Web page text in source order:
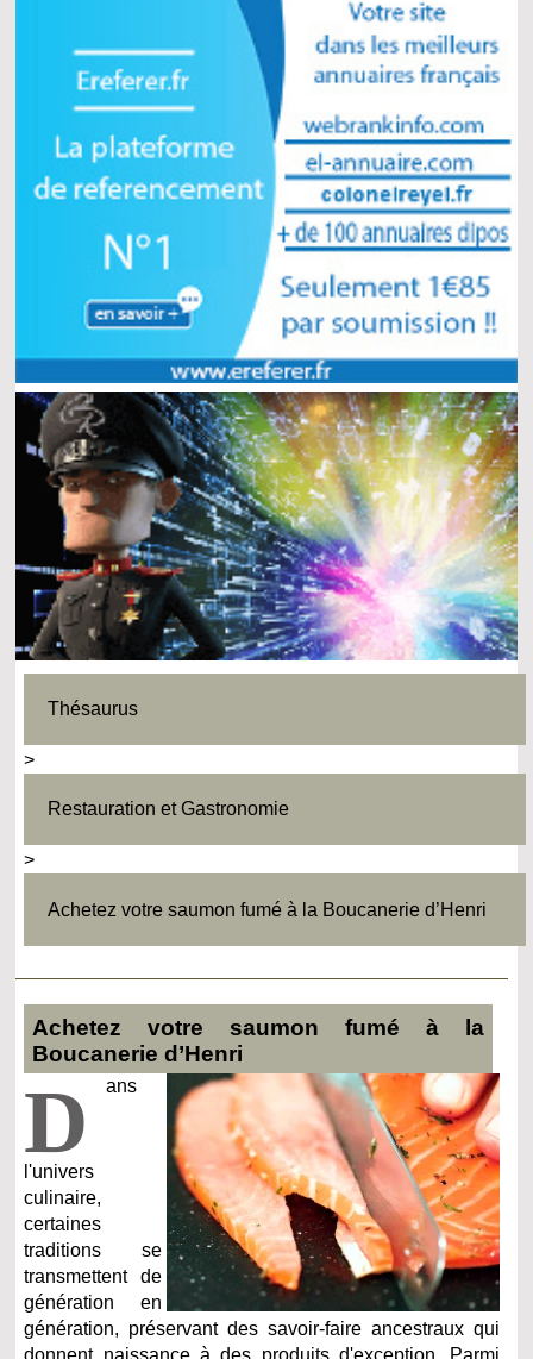
Thésaurus
>
Restauration et Gastronomie
>
Achetez votre saumon fumé à la Boucanerie d’Henri
Achetez votre saumon fumé à la
Boucanerie d’Henri
D ans
l'univers
culinaire,
certaines
traditions se
transmettent de
génération en
génération, préservant des savoir-faire ancestraux qui
donnent naissance à des produits d'exception. Parmi